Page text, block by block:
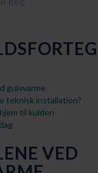
gulvvarme
teknisk installation?
til kulden
VED